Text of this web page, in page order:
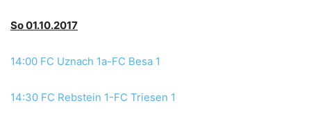
So 01.10.2017
14:00 FC Uznach 1a-FC Besa 1
14:30 FC Rebstein 1-FC Triesen 1